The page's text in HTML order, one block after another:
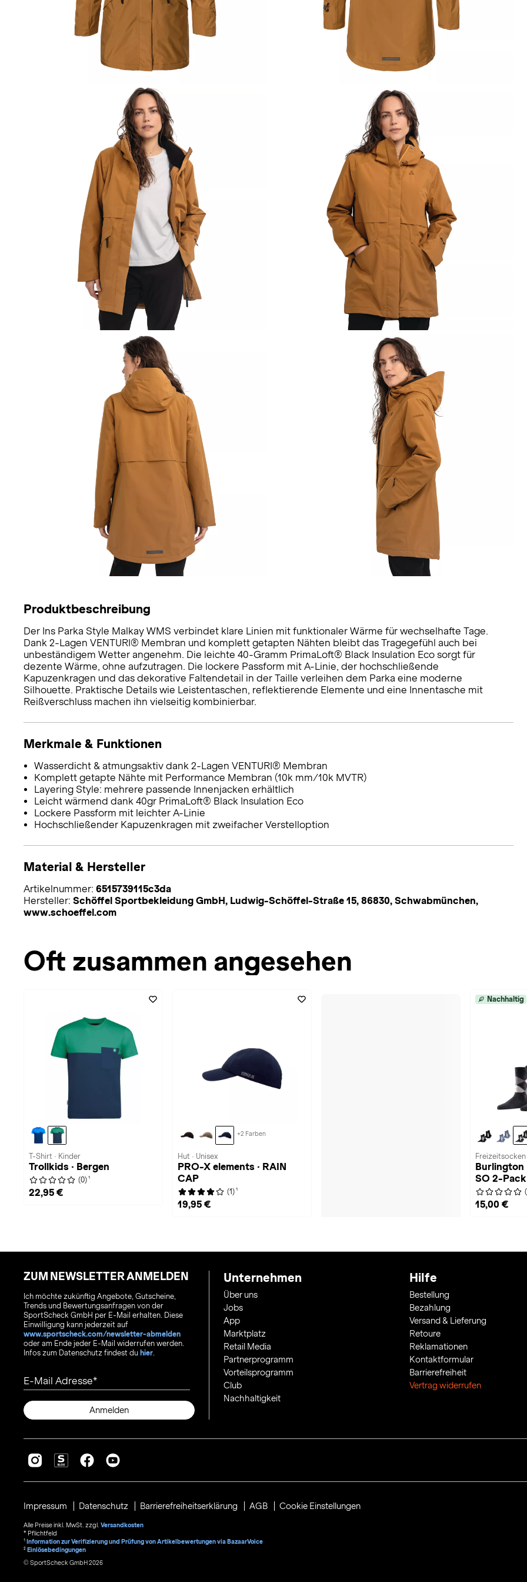
Produktbeschreibung
Der Ins Parka Style Malkay WMS verbindet klare Linien mit funktionaler Wärme für wechselhafte Tage.
Dank 2-Lagen VENTURI® Membran und komplett getapten Nähten bleibt das Tragegefühl auch bei
unbeständigem Wetter angenehm. Die leichte 40-Gramm PrimaLoft® Black Insulation Eco sorgt für
dezente Wärme, ohne aufzutragen. Die lockere Passform mit A-Linie, der hochschließende
Kapuzenkragen und das dekorative Faltendetail in der Taille verleihen dem Parka eine moderne
Silhouette. Praktische Details wie Leistentaschen, reflektierende Elemente und eine Innentasche mit
Reißverschluss machen ihn vielseitig kombinierbar.
Merkmale & Funktionen
Wasserdicht & atmungsaktiv dank 2-Lagen VENTURI® Membran
Komplett getapte Nähte mit Performance Membran (10k mm/10k MVTR)
Layering Style: mehrere passende Innenjacken erhältlich
Leicht wärmend dank 40gr PrimaLoft® Black Insulation Eco
Lockere Passform mit leichter A-Linie
Hochschließender Kapuzenkragen mit zweifacher Verstelloption
Material & Hersteller
Artikelnummer: 6515739115c3da
Hersteller: Schöffel Sportbekleidung GmbH, Ludwig-Schöffel-Straße 15, 86830, Schwabmünchen,
www.schoeffel.com
Oft zusammen angesehen
T-Shirt · Kinder
Trollkids · Bergen
(0) 1
22,95 €
+2 Farben
Hut · Unisex
PRO-X elements · RAIN
CAP
(1) 1
19,95 €
Nachhaltig
Freizeitsocken
Burlington
SO 2-Pack
15,00 €
ZUM NEWSLETTER ANMELDEN
Ich möchte zukünftig Angebote, Gutscheine,
Trends und Bewertungsanfragen von der
SportScheck GmbH per E-Mail erhalten. Diese
Einwilligung kann jederzeit auf
www.sportscheck.com/newsletter-abmelden
oder am Ende jeder E-Mail widerrufen werden.
Infos zum Datenschutz findest du hier.
E-Mail Adresse
Anmelden
Unternehmen
Über uns
Jobs
App
Marktplatz
Retail Media
Partnerprogramm
Vorteilsprogramm
Club
Nachhaltigkeit
Hilfe
Bestellung
Bezahlung
Versand & Lieferung
Retoure
Reklamationen
Kontaktformular
Barrierefreiheit
Vertrag widerrufen
Impressum Datenschutz Barrierefreiheitserklärung AGB Cookie Einstellungen
Alle Preise inkl. MwSt. zzgl. Versandkosten
* Pflichtfeld
1 Information zur Verifizierung und Prüfung von Artikelbewertungen via BazaarVoice
² Einlösebedingungen
© SportScheck GmbH 2026